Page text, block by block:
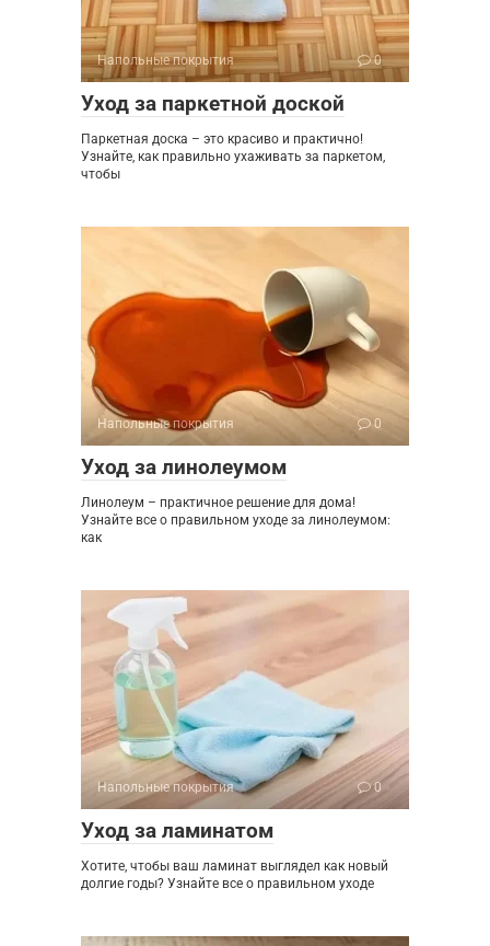
Напольные покрытия 0
Уход за паркетной доской
Паркетная доска – это красиво и практично!
Узнайте, как правильно ухаживать за паркетом,
чтобы
Напольные покрытия 0
Уход за линолеумом
Линолеум – практичное решение для дома!
Узнайте все о правильном уходе за линолеумом:
как
Напольные покрытия 0
Уход за ламинатом
Хотите, чтобы ваш ламинат выглядел как новый
долгие годы? Узнайте все о правильном уходе